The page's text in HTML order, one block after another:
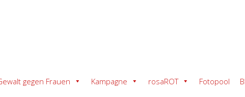
gegen Frauen Kampagne rosaROT Fotopool